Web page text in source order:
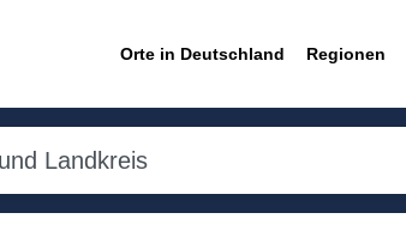
Orte in Deutschland Regionen